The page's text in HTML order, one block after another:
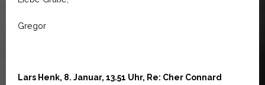
Gregor
Lars Henk, 8. Januar, 13.51 Uhr, Re: Cher Connard